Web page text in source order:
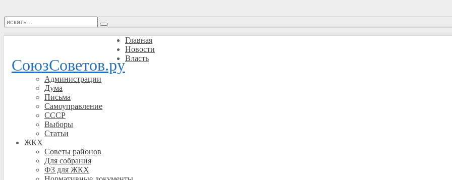
СоюзСоветов.ру
Главная
Новости
Власть
Администрации
Дума
Письма
Самоуправление
СССР
Выборы
Статьи
ЖКХ
Советы районов
Для собрания
ФЗ для ЖКХ